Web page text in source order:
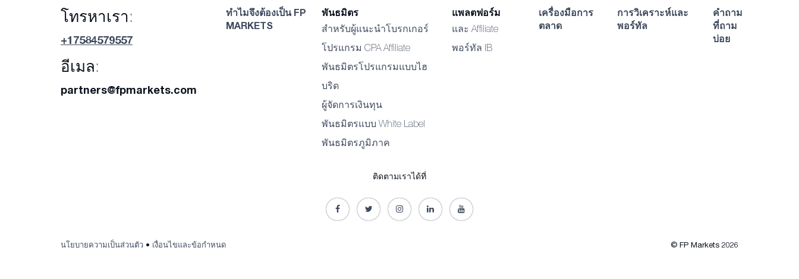
โทรหาเรา:
+17584579557
อีเมล:
partners@fpmarkets.com
ทำไมจึงต้องเป็น FP
MARKETS
พันธมิตร
สำหรับผู้แนะนำโบรกเกอร์
โปรแกรม CPA Affiliate
พันธมิตรโปรแกรมแบบไฮ
บริด
ผู้จัดการเงินทุน
พันธมิตรแบบ White Label
พันธมิตรภูมิภาค
แพลตฟอร์ม
และ Affiliate
พอร์ทัล IB
เครื่องมือการ
ตลาด
การวิเคราะห์และ
พอร์ทัล
คำถาม
ที่ถาม
บ่อย
ติดตามเราได้ที่
นโยบายความเป็นส่วนตัว • เงื่อนไขและข้อกำหนด © FP Markets 2026